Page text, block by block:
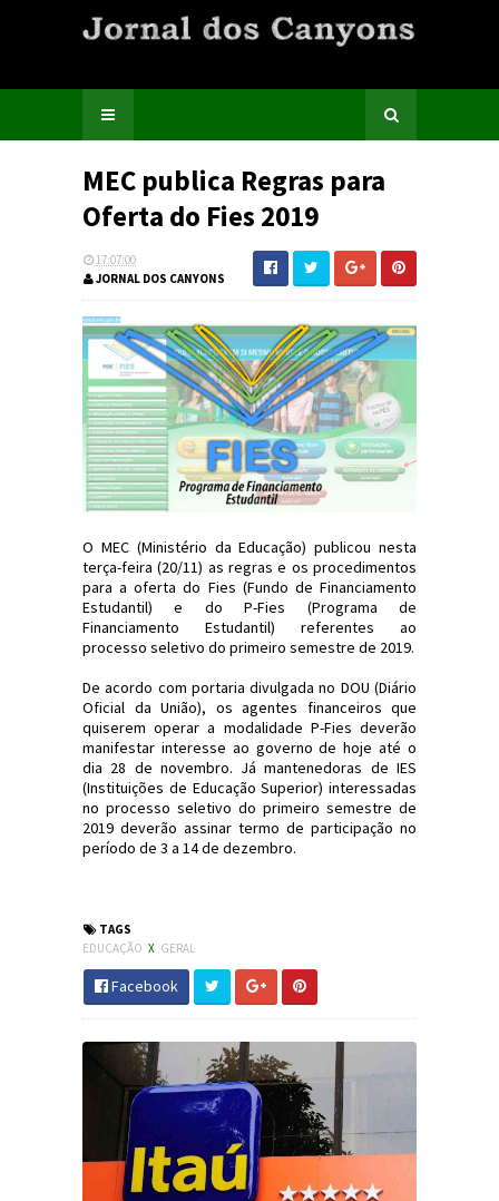
MEC publica Regras para
Oferta do Fies 2019
17:07:00
JORNAL DOS CANYONS
O MEC (Ministério da Educação) publicou nesta
terça-feira (20/11) as regras e os procedimentos
para a oferta do Fies (Fundo de Financiamento
Estudantil) e do P-Fies (Programa de
Financiamento Estudantil) referentes ao
processo seletivo do primeiro semestre de 2019.
De acordo com portaria divulgada no DOU (Diário
Oficial da União), os agentes financeiros que
quiserem operar a modalidade P-Fies deverão
manifestar interesse ao governo de hoje até o
dia 28 de novembro. Já mantenedoras de IES
(Instituições de Educação Superior) interessadas
no processo seletivo do primeiro semestre de
2019 deverão assinar termo de participação no
período de 3 a 14 de dezembro.
TAGS
EDUCAÇÃO X GERAL
Facebook